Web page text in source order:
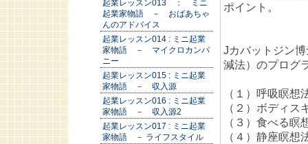
ポイント。
Jカバットジン
減法）のプログ
（１）呼吸瞑想
（２）ボディス
（３）食べる瞑
（４）静座瞑想
起業レッスン013 ： ミニ
起業家物語 － おばあちゃ
んのアドバイス
起業レッスン014 : ミニ起業
家物語 － マイクロカンパ
ニー
起業レッスン015 : ミニ起業
家物語 － 収入源
起業レッスン016 : ミニ起業
家物語 － 収入源2
起業レッスン017 : ミニ起業
家物語 － ライフスタイル